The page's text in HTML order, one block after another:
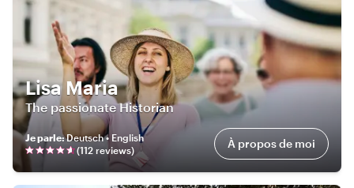
Lisa Maria
The passionate Historian
Je parle:Deutsch • English
(112 reviews) À propos de moi